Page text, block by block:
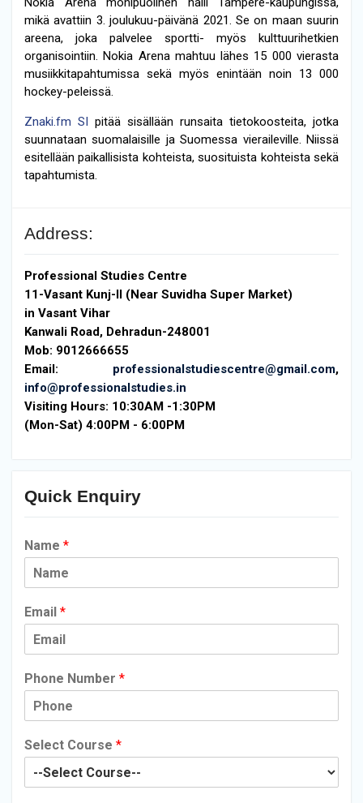
mikä avattiin 3. joulukuu-päivänä 2021. Se on maan suurin
areena, joka palvelee sportti- myös kulttuurihetkien
organisointiin. Nokia Arena mahtuu lähes 15 000 vierasta
musiikkitapahtumissa sekä myös enintään noin 13 000
hockey-peleissä.
Znaki.fm SI pitää sisällään runsaita tietokoosteita, jotka
suunnataan suomalaisille ja Suomessa vieraileville. Niissä
esitellään paikallisista kohteista, suosituista kohteista sekä
tapahtumista.
Address:
Professional Studies Centre
11-Vasant Kunj-II (Near Suvidha Super Market)
in Vasant Vihar
Kanwali Road, Dehradun-248001
Mob: 9012666655
Email: professionalstudiescentre@gmail.com,
info@professionalstudies.in
Visiting Hours: 10:30AM -1:30PM
(Mon-Sat) 4:00PM - 6:00PM
Quick Enquiry
Name *
Email *
Phone Number *
Select Course *